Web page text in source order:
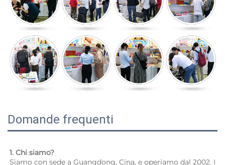
Domande frequenti
1. Chi siamo?
Siamo con sede a Guangdong, Cina, e operiamo dal 2002. I